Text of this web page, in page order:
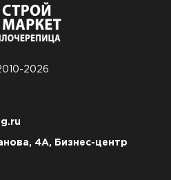
2026
4А, Бизнес-центр